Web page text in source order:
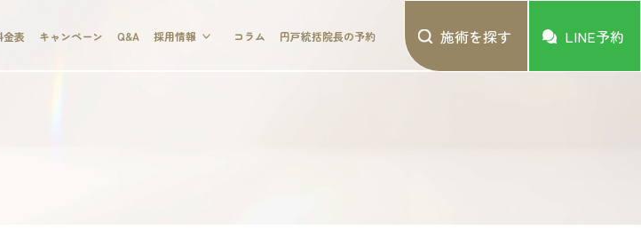
金表 キャンペーン Q&A 採用情報 コラム 円戸統括院長の予約 施術を探す LINE予約